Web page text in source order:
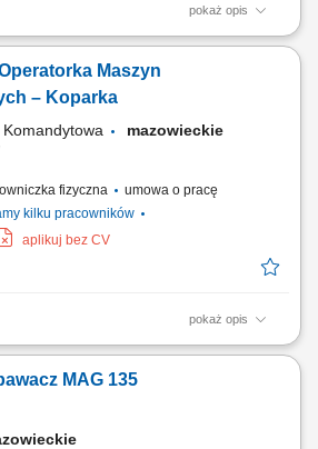
pokaż opis
prac zbrojarskich przy produkcji
Odczytywanie dokumentacji technicznej i
do dalszej produkcji. Utrzymywanie
Maszyn
– Koparka
mazowieckie
fizyczna
umowa o pracę
kilku pracowników
aplikuj bez CV
pokaż opis
i obsługa koparki jednonaczyniowej na
po zakończeniu pracy sprzętem.
w Niemczech.
MAG 135